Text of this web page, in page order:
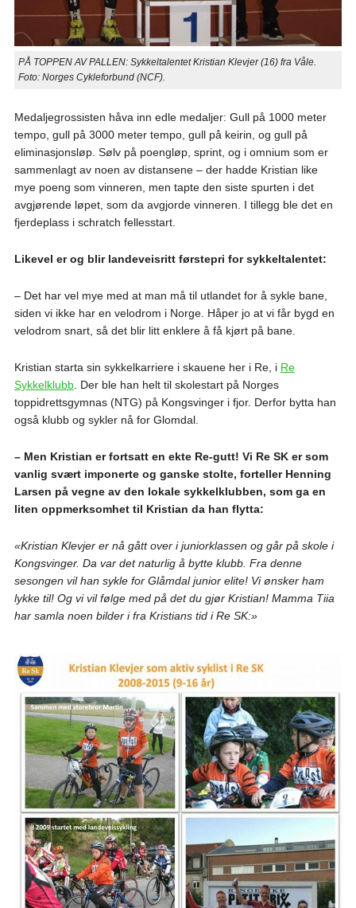
PÅ TOPPEN AV PALLEN: Sykkeltalentet Kristian Klevjer (16) fra Våle.
Foto: Norges Cykleforbund (NCF).
Medaljegrossisten håva inn edle medaljer: Gull på 1000 meter
tempo, gull på 3000 meter tempo, gull på keirin, og gull på
eliminasjonsløp. Sølv på poengløp, sprint, og i omnium som er
sammenlagt av noen av distansene – der hadde Kristian like
mye poeng som vinneren, men tapte den siste spurten i det
avgjørende løpet, som da avgjorde vinneren. I tillegg ble det en
fjerdeplass i schratch fellesstart.
Likevel er og blir landeveisritt førstepri for sykkeltalentet:
– Det har vel mye med at man må til utlandet for å sykle bane,
siden vi ikke har en velodrom i Norge. Håper jo at vi får bygd en
velodrom snart, så det blir litt enklere å få kjørt på bane.
Kristian starta sin sykkelkarriere i skauene her i Re, i Re
Sykkelklubb. Der ble han helt til skolestart på Norges
toppidrettsgymnas (NTG) på Kongsvinger i fjor. Derfor bytta han
også klubb og sykler nå for Glomdal.
– Men Kristian er fortsatt en ekte Re-gutt! Vi Re SK er som
vanlig svært imponerte og ganske stolte, forteller Henning
Larsen på vegne av den lokale sykkelklubben, som ga en
liten oppmerksomhet til Kristian da han flytta:
«Kristian Klevjer er nå gått over i juniorklassen og går på skole i
Kongsvinger. Da var det naturlig å bytte klubb. Fra denne
sesongen vil han sykle for Glåmdal junior elite! Vi ønsker ham
lykke til! Og vi vil følge med på det du gjør Kristian! Mamma Tiia
har samla noen bilder i fra Kristians tid i Re SK:»